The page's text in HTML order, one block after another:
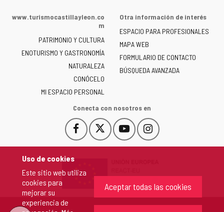
Uso de cookies
Este sitio web utiliza
cookies para
mejorar su
experiencia de
Aceptar todas las cookies
la
de
Castilla
y
León
-
www.turismocastillayleon.co
m
PATRIMONIO Y CULTURA
ENOTURISMO Y GASTRONOMÍA
NATURALEZA
CONÓCELO
MI ESPACIO PERSONAL
Otra información de interés
ESPACIO PARA PROFESIONALES
MAPA WEB
FORMULARIO DE CONTACTO
BÚSQUEDA AVANZADA
Conecta con nosotros en
Facebook
Este
enlace
en
nueva.
Este
enlace
una
ventana
nueva.
YouTube
Este
enlace
una
ventana
nueva.
Instagram
Este
enlace
una
ventana
nueva.